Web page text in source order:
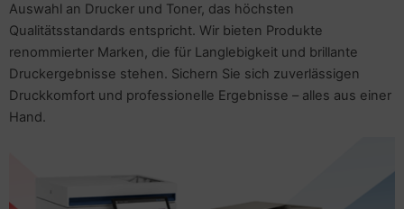
Auswahl an Drucker und Toner, das höchsten
Qualitätsstandards entspricht. Wir bieten Produkte
renommierter Marken, die für Langlebigkeit und brillante
Druckergebnisse stehen. Sichern Sie sich zuverlässigen
Druckkomfort und professionelle Ergebnisse – alles aus einer
Hand.